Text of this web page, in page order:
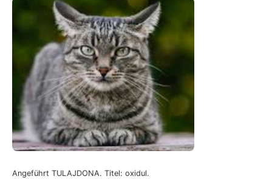
Angeführt TULAJDONA. Titel: oxidul.